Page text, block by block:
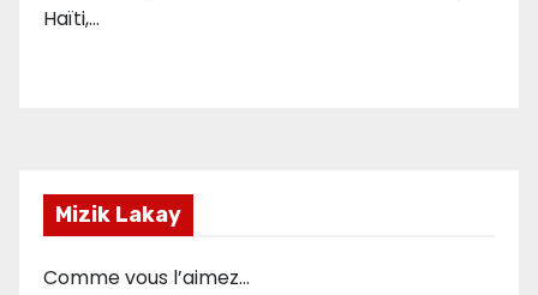
Haïti,…
Mizik Lakay
Comme vous l’aimez…